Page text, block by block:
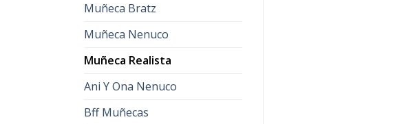
Muñeca Bratz
Muñeca Nenuco
Muñeca Realista
Ani Y Ona Nenuco
Bff Muñecas